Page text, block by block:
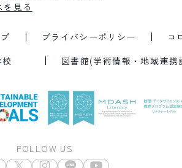
を見る
プライバシーポリシー
コ
図書館(学術情報・地域連携
FOLLOW US